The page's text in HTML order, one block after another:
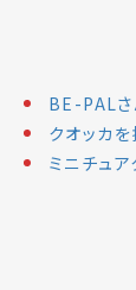
BE-PALさ
クオッカ
ミニチュ